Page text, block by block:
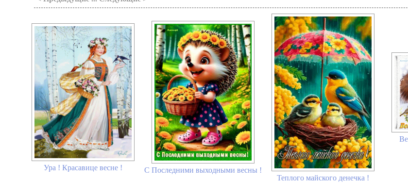
Ура ! Красавице весне !
С Последними выходными весны !
Теплого майского денечка !